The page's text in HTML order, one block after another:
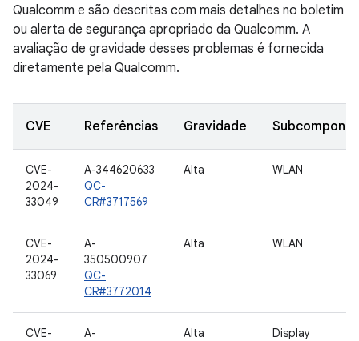
Qualcomm e são descritas com mais detalhes no boletim
ou alerta de segurança apropriado da Qualcomm. A
avaliação de gravidade desses problemas é fornecida
diretamente pela Qualcomm.
CVE Referências Gravidade
CVE-
2024-
33049
A-344620633
QC-
CR#3717569
Alta WLAN
CVE-
2024-
33069
A-
350500907
QC-
CR#3772014
Alta WLAN
CVE-
A-
Alta Display